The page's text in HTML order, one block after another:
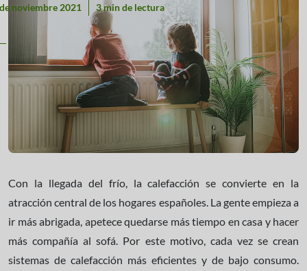
noviembre 2021 3 min de lectura
Con la llegada del frío, la calefacción se convierte en la
atracción central de los hogares españoles. La gente empieza a
ir más abrigada, apetece quedarse más tiempo en casa y hacer
más compañía al sofá. Por este motivo, cada vez se crean
sistemas de calefacción más eficientes y de bajo consumo.